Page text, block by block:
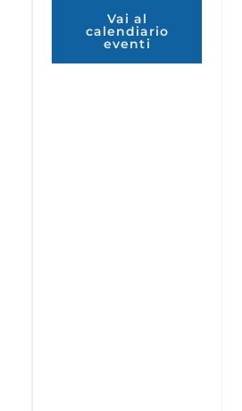
Vai al
calendiario
eventi